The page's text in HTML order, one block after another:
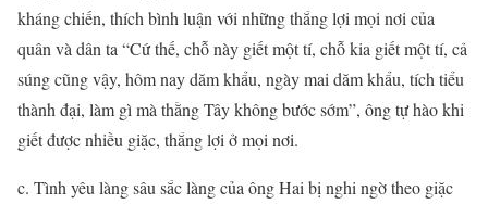
kháng chiến, thích bình luận với những thắng lợi mọi nơi của
quân và dân ta “Cứ thế, chỗ này giết một tí, chỗ kia giết một tí, cả
súng cũng vậy, hôm nay dăm khẩu, ngày mai dăm khẩu, tích tiểu
thành đại, làm gì mà thằng Tây không bước sớm”, ông tự hào khi
giết được nhiều giặc, thắng lợi ở mọi nơi.
c. Tình yêu làng sâu sắc làng của ông Hai bị nghi ngờ theo giặc